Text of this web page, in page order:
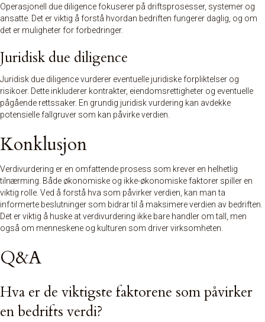
Operasjonell due diligence fokuserer på driftsprosesser, systemer og
ansatte. Det er viktig å forstå hvordan bedriften fungerer daglig, og om
det er muligheter for forbedringer.
Juridisk due diligence
Juridisk due diligence vurderer eventuelle juridiske forpliktelser og
risikoer. Dette inkluderer kontrakter, eiendomsrettigheter og eventuelle
pågående rettssaker. En grundig juridisk vurdering kan avdekke
potensielle fallgruver som kan påvirke verdien.
Konklusjon
Verdivurdering er en omfattende prosess som krever en helhetlig
tilnærming. Både økonomiske og ikke-økonomiske faktorer spiller en
viktig rolle. Ved å forstå hva som påvirker verdien, kan man ta
informerte beslutninger som bidrar til å maksimere verdien av bedriften.
Det er viktig å huske at verdivurdering ikke bare handler om tall, men
også om menneskene og kulturen som driver virksomheten.
Q&A
Hva er de viktigste faktorene som påvirker
en bedrifts verdi?